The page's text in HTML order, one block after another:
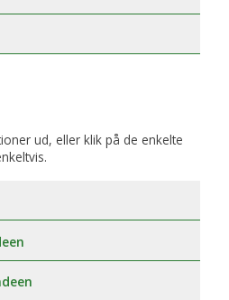
ud, eller klik på de enkelte